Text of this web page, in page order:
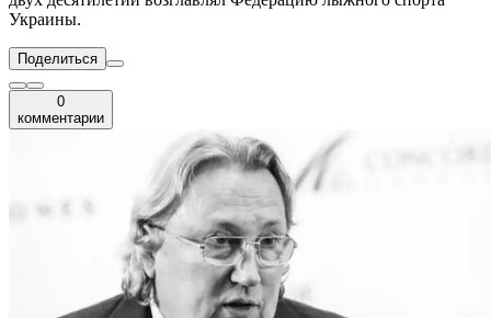
Украины.
Поделиться
0
комментарии